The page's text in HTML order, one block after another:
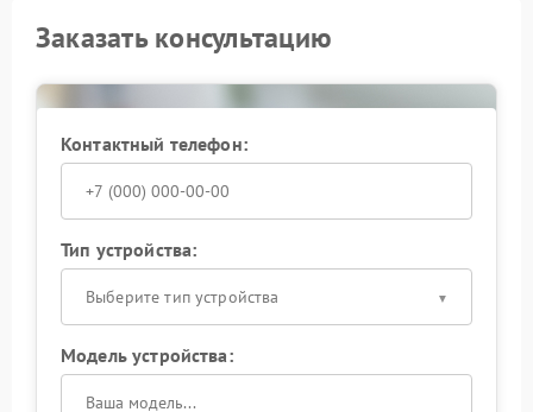
Заказать консультацию
Контактный телефон:
Тип устройства:
Выберите тип устройства
Модель устройства: